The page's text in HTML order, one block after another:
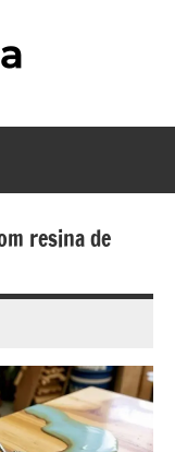
resina de